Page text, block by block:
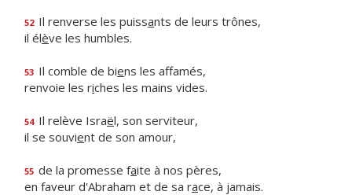
52 Il renverse les puissants de leurs trônes,
il élève les humbles.
53 Il comble de biens les affamés,
renvoie les riches les mains vides.
54 Il relève Israël, son serviteur,
il se souvient de son amour,
55 de la promesse faite à nos pères,
en faveur d'Abraham et de sa race, à jamais.